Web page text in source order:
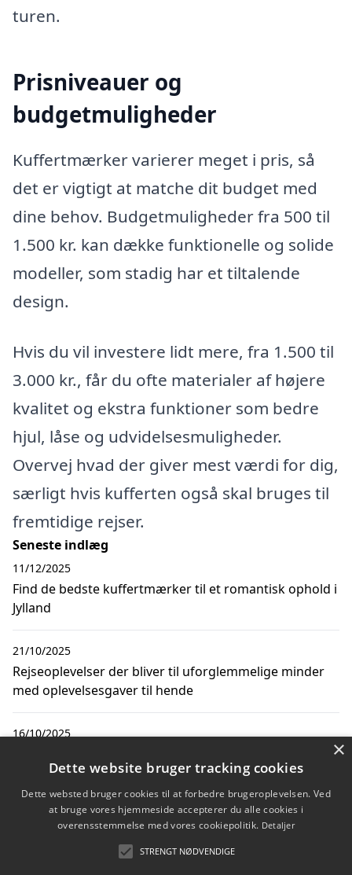
turen.
Prisniveauer og
budgetmuligheder
Kuffertmærker varierer meget i pris, så
det er vigtigt at matche dit budget med
dine behov. Budgetmuligheder fra 500 til
1.500 kr. kan dække funktionelle og solide
modeller, som stadig har et tiltalende
design.
Hvis du vil investere lidt mere, fra 1.500 til
3.000 kr., får du ofte materialer af højere
kvalitet og ekstra funktioner som bedre
hjul, låse og udvidelsesmuligheder.
Overvej hvad der giver mest værdi for dig,
særligt hvis kufferten også skal bruges til
fremtidige rejser.
Seneste indlæg
Find de bedste kuffertmærker til et romantisk ophold i
Jylland
11/12/2025
Rejseoplevelser der bliver til uforglemmelige minder
med oplevelsesgaver til hende
21/10/2025
afbudsrejser og rejsetilbud
16/10/2025
Sådan pakker du til rejser til Egypten all inclusive
02/10/2025
×
Dette website bruger tracking cookies
Dette websted bruger cookies til at forbedre brugeroplevelsen. Ved
at bruge vores hjemmeside accepterer du alle cookies i
overensstemmelse med vores cookiepolitik. Detaljer
STRENGT NØDVENDIGE